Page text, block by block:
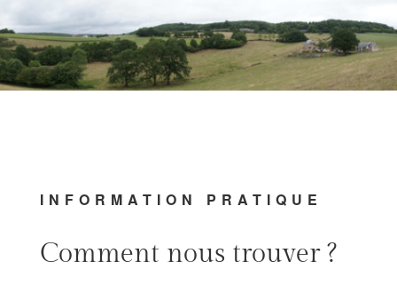
INFORMATION PRATIQUE
Comment nous trouver ?